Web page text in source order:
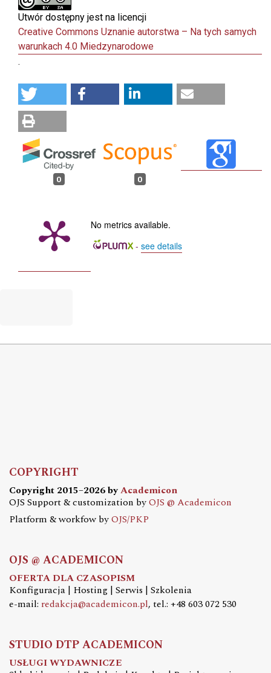
Utwór dostępny jest na licencji
Creative Commons Uznanie autorstwa – Na tych samych
warunkach 4.0 Miedzynarodowe
.
0 0
No metrics available.
- see details
COPYRIGHT
Copyright 2015–2026 byAcademicon
OJS Support & customization byOJS @ Academicon
Platform & workfow byOJS/PKP
OJS @ ACADEMICON
OFERTA DLA CZASOPISM
Konfiguracja | Hosting | Serwis | Szkolenia
e-mail: redakcja@academicon.pl, tel.: +48 603 072 530
STUDIO DTP ACADEMICON
USŁUGI WYDAWNICZE